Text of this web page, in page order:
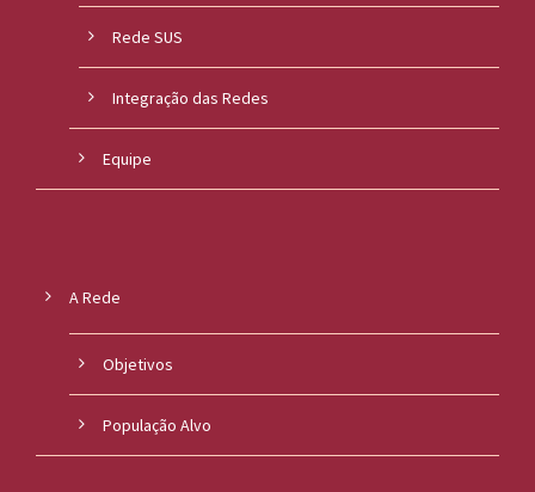
Rede SUS
Integração das Redes
Equipe
A Rede
Objetivos
População Alvo